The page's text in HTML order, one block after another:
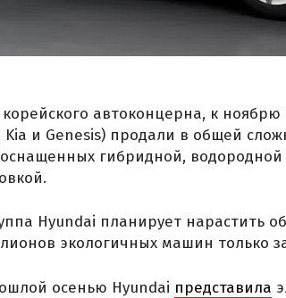
корейского автоконцерна, к
Kia и Genesis) продали в общей
гибридной,
Hyundai планирует нарастить
экологичных машин только
осенью Hyundai представила